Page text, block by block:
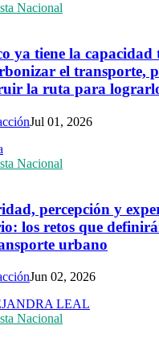
Nacional
ya tiene la capacidad
el transporte,
la ruta para
Jul 01, 2026
Nacional
percepción y
los retos que
urbano
Jun 02, 2026
Nacional